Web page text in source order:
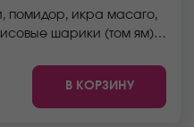
помидор, икра масаго,
шарики (том ям),
соус. Они не
вид блюда
сайте.
В КОРЗИНУ